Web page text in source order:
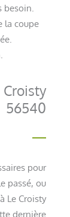
la coupe
Croisty
56540
pour
passé, ou
Le Croisty
dernière